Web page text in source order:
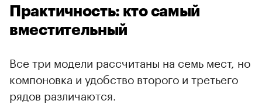
Практичность: кто самый
вместительный
Все три модели рассчитаны на семь мест, но
компоновка и удобство второго и третьего
рядов различаются.